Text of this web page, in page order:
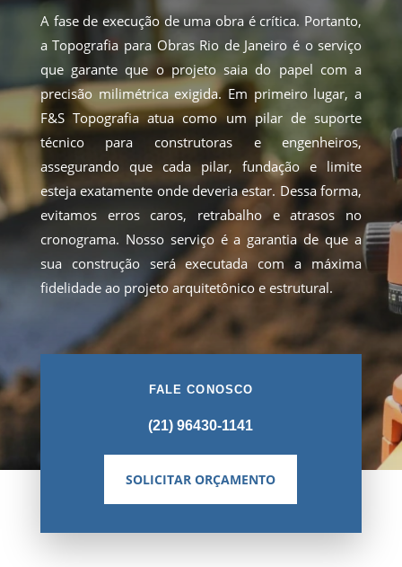
A fase de execução de uma obra é crítica. Portanto,
a Topografia para Obras Rio de Janeiro é o serviço
que garante que o projeto saia do papel com a
precisão milimétrica exigida. Em primeiro lugar, a
F&S Topografia atua como um pilar de suporte
técnico para construtoras e engenheiros,
assegurando que cada pilar, fundação e limite
esteja exatamente onde deveria estar. Dessa forma,
evitamos erros caros, retrabalho e atrasos no
cronograma. Nosso serviço é a garantia de que a
sua construção será executada com a máxima
fidelidade ao projeto arquitetônico e estrutural.
FALE CONOSCO
(21) 96430-1141
SOLICITAR ORÇAMENTO